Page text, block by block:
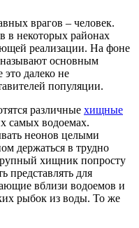
врагов – человек.
в некоторых районах
реализации. На фоне
называют основным
далеко не
популяции.
различные хищные
самых водоемах.
неонов целыми
держаться в трудно
хищник попросту
представлять для
вблизи водоемов и
рыбок из воды. То же